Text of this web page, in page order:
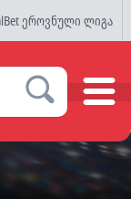
ეროვნული ლიგა